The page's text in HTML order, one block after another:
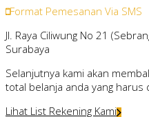
Format Pemesanan Via SMS
Jl. Raya Ciliwung No 21
Surabaya
Selanjutnya kami akan
total belanja anda yang
Lihat List Rekening Kami